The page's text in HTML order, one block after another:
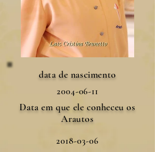
data de nascimento
2004-06-11
Data em que ele conheceu os
Arautos
2018-03-06